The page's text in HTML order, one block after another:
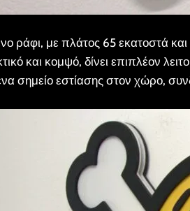
ράφι, με πλάτος 65 εκατοστά και
και κομψό, δίνει επιπλέον
σημείο εστίασης στον χώρο,